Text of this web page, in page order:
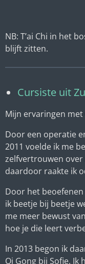
NB: T’ai Chi in het
blijft zitten.
Cursiste uit
Mijn ervaringen met
Door een operatie
2011 voelde ik me
zelfvertrouwen over
daardoor raakte ik
Door het
ik beetje bij beetje
me meer bewust
hoe je die leert
In 2013 begon ik
Qi Gong bij Sofie.